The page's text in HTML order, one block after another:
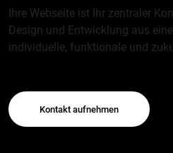
Ihre Webseite ist Ihr zentraler
Design und Entwicklung aus
individuelle, funktionale und
Kontakt aufnehmen